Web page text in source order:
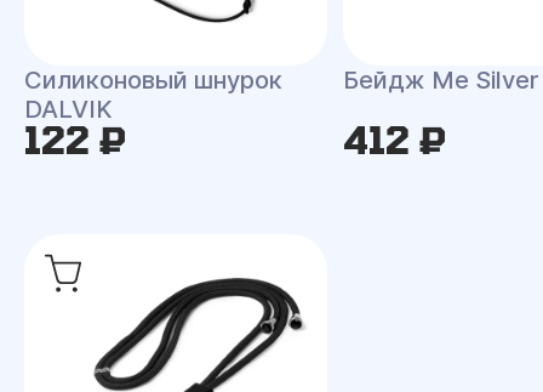
Силиконовый шнурок
DALVIK
122 ₽
Бейдж Me Silver
412 ₽